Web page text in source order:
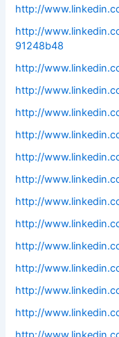
http://
http://
91248b48
http://
http://
http://
http://
http://
http://
http://
http://
http://
http://
http://
http://